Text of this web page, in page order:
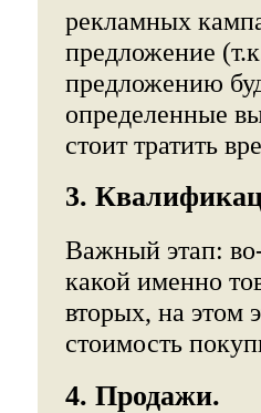
рекламных
предложение
предложению
определенные
стоит тратить
3.
Важный этап:
какой именно
вторых, на этом
стоимость
4. Продажи.